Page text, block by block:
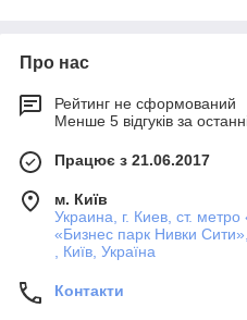
Про нас
Рейтинг не сформований
Менше 5 відгуків за
Працює з 21.06.2017
м. Київ
Украина, г. Киев, ст.
«Бизнес парк Нивки
, Київ, Україна
Контакти